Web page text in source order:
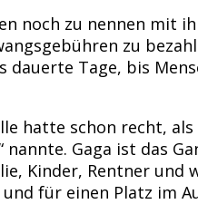
noch zu nennen
zu
dauerte Tage, bis
hatte schon recht,
Gaga ist das
Kinder, Rentner und
für einen Platz im